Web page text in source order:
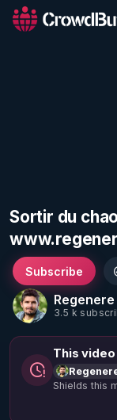
Sortir du
3.5 k
Subscribe
This
Shields this